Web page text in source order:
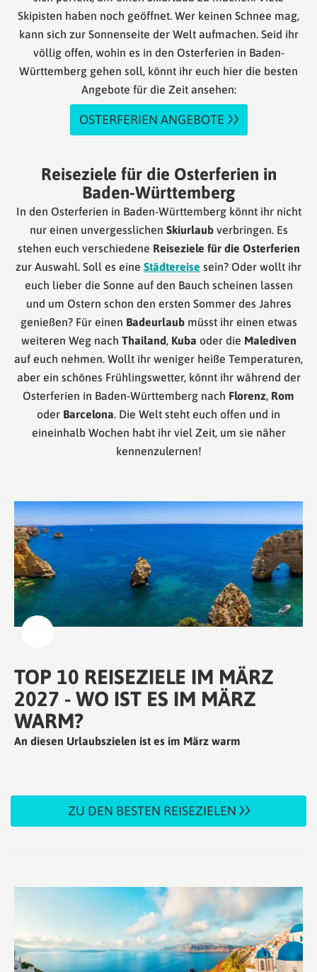
Skipisten haben noch geöffnet. Wer keinen Schnee mag,
kann sich zur Sonnenseite der Welt aufmachen. Seid ihr
völlig offen, wohin es in den Osterferien in Baden-
Württemberg gehen soll, könnt ihr euch hier die besten
Angebote für die Zeit ansehen:
OSTERFERIEN ANGEBOTE
Reiseziele für die Osterferien in
Baden-Württemberg
In den Osterferien in Baden-Württemberg könnt ihr nicht
nur einen unvergesslichen Skiurlaubverbringen. Es
stehen euch verschiedene Reiseziele für die Osterferien
zur Auswahl. Soll es eine Städtereise sein? Oder wollt ihr
euch lieber die Sonne auf den Bauch scheinen lassen
und um Ostern schon den ersten Sommer des Jahres
genießen? Für einen Badeurlaubmüsst ihr einen etwas
weiteren Weg nach Thailand, Kuba oder die Malediven
auf euch nehmen. Wollt ihr weniger heiße Temperaturen,
aber ein schönes Frühlingswetter, könnt ihr während der
Osterferien in Baden-Württemberg nach Florenz, Rom
oder Barcelona. Die Welt steht euch offen und in
eineinhalb Wochen habt ihr viel Zeit, um sie näher
kennenzulernen!
TOP 10 REISEZIELE IM MÄRZ
2027 - WO IST ES IM MÄRZ
WARM?
An diesen Urlaubszielen ist es im März warm
ZU DEN BESTEN REISEZIELEN